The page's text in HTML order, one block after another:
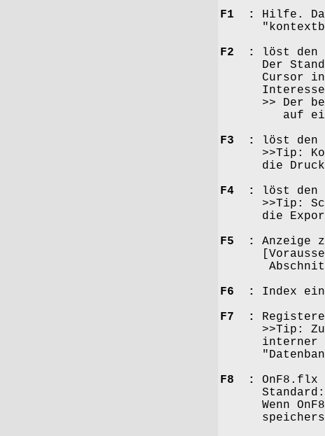
F1 :
Hilfe.
F2 :
löst den
Der
Cursor in
Interesse,
>> Der
auf einen
F3 :
löst den
>>Tip:
die
F4 :
löst den
>>Tip:
die
F5 :
Anzeige
Abschnitt
F6 :
Index
F7 :
>>Tip: Zum
interner
"Datenbank-
F8 :
OnF8.flx
Standard:
Wenn
speichers